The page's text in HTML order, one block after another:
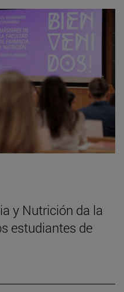
y Nutrición da la
estudiantes de